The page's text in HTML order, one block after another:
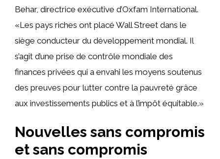
Behar, directrice exécutive d’Oxfam International.
«Les pays riches ont placé Wall Street dans le
siège conducteur du développement mondial. Il
s’agit d’une prise de contrôle mondiale des
finances privées qui a envahi les moyens soutenus
des preuves pour lutter contre la pauvreté grâce
aux investissements publics et à l’impôt équitable.»
Nouvelles sans compromis
et sans compromis